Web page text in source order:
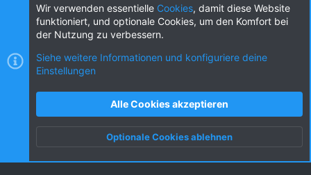
Diese Seite teilen
Nutzungsbedingungen
Datenschutz
S
Oben Unten
Wir verwenden essentielle Cookies, damit diese Website
funktioniert, und optionale Cookies, um den Komfort bei
der Nutzung zu verbessern.
Siehe weitere Informationen und konfiguriere deine
Einstellungen
Alle Cookies akzeptieren
Optionale Cookies ablehnen